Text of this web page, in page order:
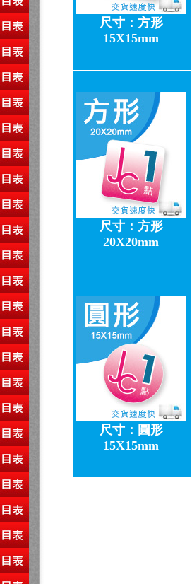
尺寸：方形
15X15mm
尺寸：方形
20X20mm
尺寸：圓形
15X15mm